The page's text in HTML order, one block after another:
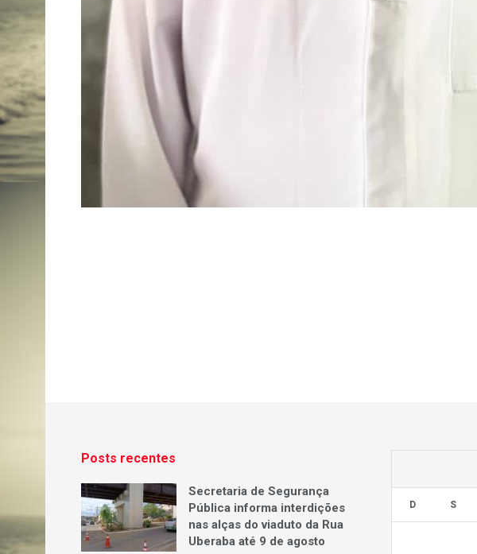
Posts recentes
Secretaria de Segurança
Pública informa interdições
nas alças do viaduto da Rua
Uberaba até 9 de agosto
D S